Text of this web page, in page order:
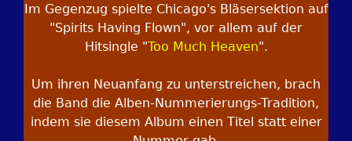
Im Gegenzug spielte Chicago's Bläsersektion auf
"Spirits Having Flown", vor allem auf der
Hitsingle "Too Much Heaven".
Um ihren Neuanfang zu unterstreichen, brach
die Band die Alben-Nummerierungs-Tradition,
indem sie diesem Album einen Titel statt einer